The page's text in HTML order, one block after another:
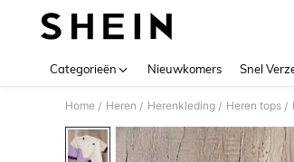
Categorieën Nieuwkomers Snel
Home / Heren / Herenkleding / Heren tops /